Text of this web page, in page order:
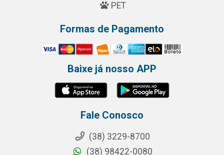
PET
Formas de Pagamento
Baixe já nosso APP
Fale Conosco
(38) 3229-8700
(38) 98422-0080